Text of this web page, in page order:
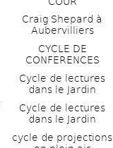
Craig Shepard à
Aubervilliers
CYCLE DE
CONFERENCES
Cycle de lectures
dans le Jardin
Cycle de lectures
dans le Jardin
cycle de projections